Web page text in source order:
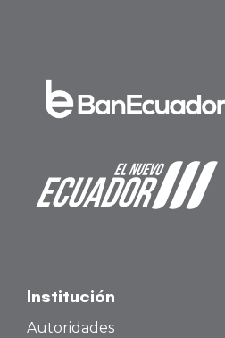
Institución
Autoridades